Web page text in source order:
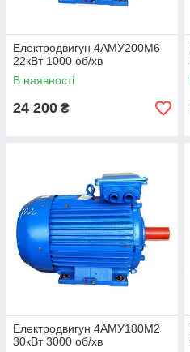
Електродвигун 4АМУ200М6
22кВт 1000 об/хв
В наявності
24 200 ₴
Електродвигун 4АМУ180М2
30кВт 3000 об/хв